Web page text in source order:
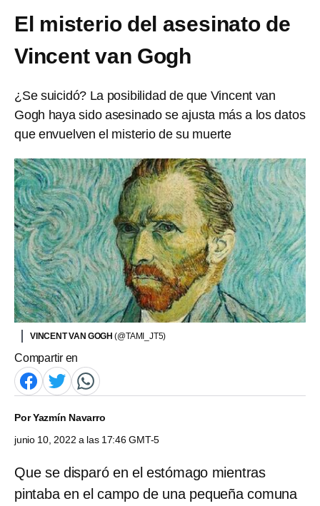
El misterio del asesinato de
Vincent van Gogh
¿Se suicidó? La posibilidad de que Vincent van
Gogh haya sido asesinado se ajusta más a los datos
que envuelven el misterio de su muerte
VINCENT VAN GOGH(@TAMI_JT5)
Compartir en
PorYazmín Navarro
junio 10, 2022 a las 17:46 GMT-5
Que se disparó en el estómago mientras
pintaba en el campo de una pequeña comuna